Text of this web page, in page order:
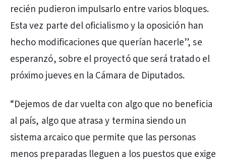
recién pudieron impulsarlo entre varios bloques.
Esta vez parte del oficialismo y la oposición han
hecho modificaciones que querían hacerle”, se
esperanzó, sobre el proyectó que será tratado el
próximo jueves en la Cámara de Diputados.
“Dejemos de dar vuelta con algo que no beneficia
al país, algo que atrasa y termina siendo un
sistema arcaico que permite que las personas
menos preparadas lleguen a los puestos que exige